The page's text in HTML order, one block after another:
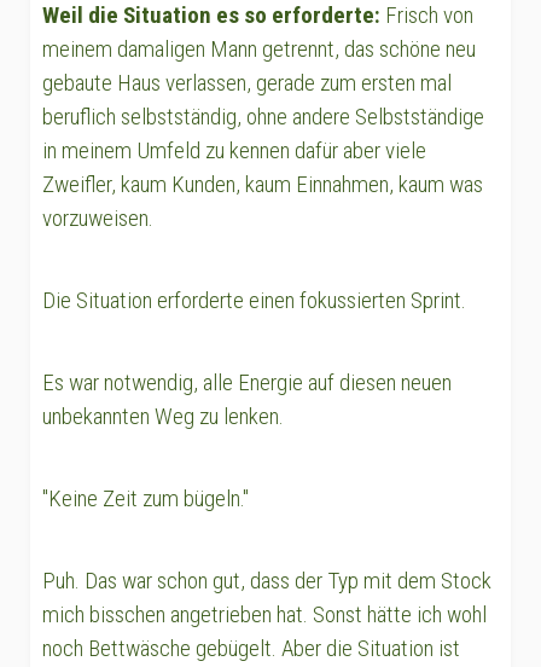
Weil die Situation es so erforderte: Frisch von
meinem damaligen Mann getrennt, das schöne neu
gebaute Haus verlassen, gerade zum ersten mal
beruflich selbstständig, ohne andere Selbstständige
in meinem Umfeld zu kennen dafür aber viele
Zweifler, kaum Kunden, kaum Einnahmen, kaum was
vorzuweisen.
Die Situation erforderte einen fokussierten Sprint.
Es war notwendig, alle Energie auf diesen neuen
unbekannten Weg zu lenken.
"Keine Zeit zum bügeln."
Puh. Das war schon gut, dass der Typ mit dem Stock
mich bisschen angetrieben hat. Sonst hätte ich wohl
noch Bettwäsche gebügelt. Aber die Situation ist